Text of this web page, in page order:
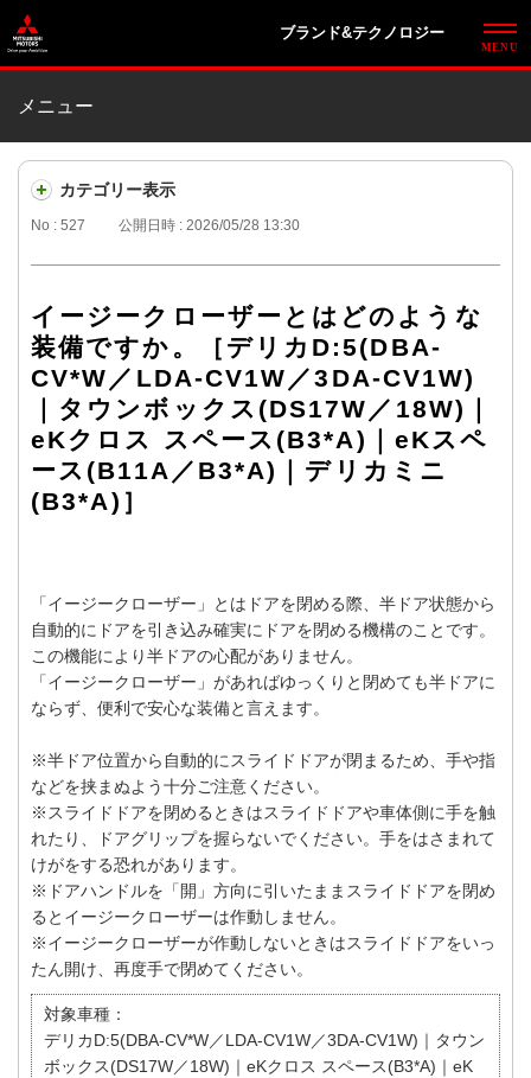
ブランド&テクノロジー
メニュー
カテゴリー表示
No : 527 公開日時 : 2026/05/28 13:30
イージークローザーとはどのような
装備ですか。［デリカD:5(DBA-
CV*W／LDA-CV1W／3DA-CV1W)
｜タウンボックス(DS17W／18W)｜
eKクロス スペース(B3*A)｜eKスペ
ース(B11A／B3*A)｜デリカミニ
(B3*A)］
「イージークローザー」とはドアを閉める際、半ドア状態から
自動的にドアを引き込み確実にドアを閉める機構のことです。
この機能により半ドアの心配がありません。
「イージークローザー」があればゆっくりと閉めても半ドアに
ならず、便利で安心な装備と言えます。
※半ドア位置から自動的にスライドドアが閉まるため、手や指
などを挟まぬよう十分ご注意ください。
※スライドドアを閉めるときはスライドドアや車体側に手を触
れたり、ドアグリップを握らないでください。手をはさまれて
けがをする恐れがあります。
※ドアハンドルを「開」方向に引いたままスライドドアを閉め
るとイージークローザーは作動しません。
※イージークローザーが作動しないときはスライドドアをいっ
たん開け、再度手で閉めてください。
対象車種：
デリカD:5(DBA-CV*W／LDA-CV1W／3DA-CV1W)｜タウン
ボックス(DS17W／18W)｜eKクロス スペース(B3*A)｜eK